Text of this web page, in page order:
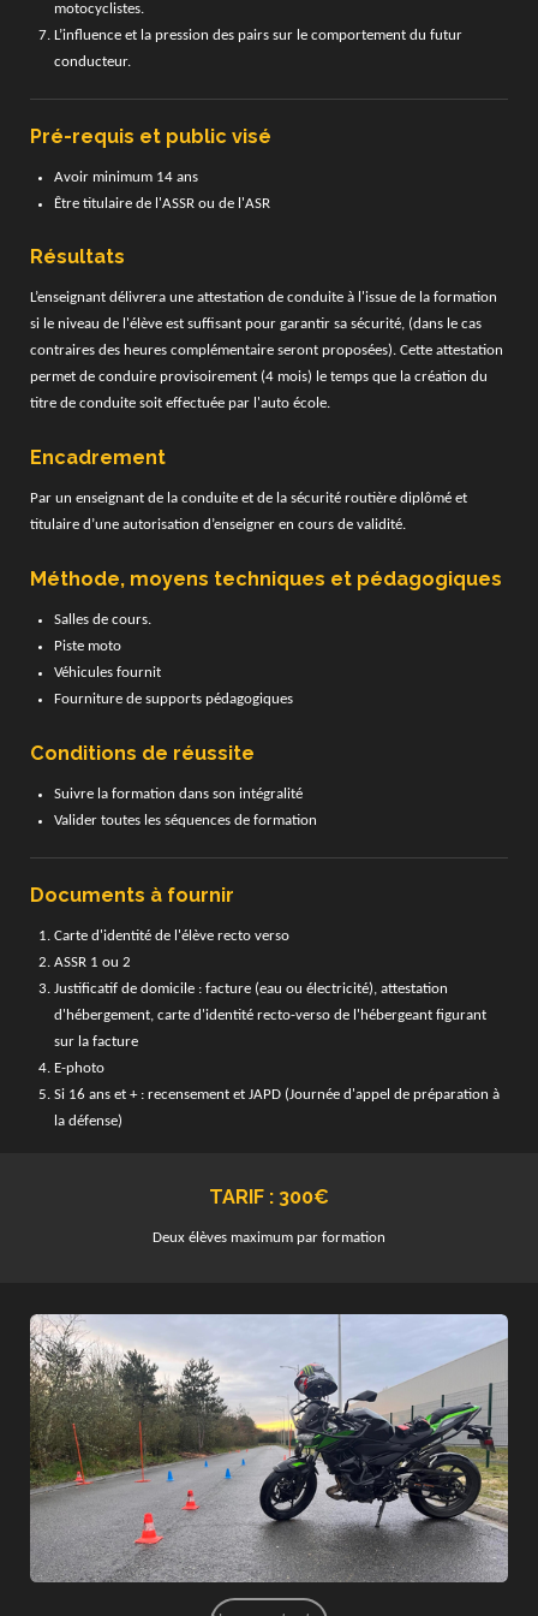
motocyclistes.
L’influence et la pression des pairs sur le comportement du futur
conducteur.
Pré-requis et public visé
Avoir minimum 14 ans
Être titulaire de l'ASSR ou de l'ASR
Résultats
L’enseignant délivrera une attestation de conduite à l'issue de la formation
si le niveau de l'élève est suffisant pour garantir sa sécurité, (dans le cas
contraires des heures complémentaire seront proposées). Cette attestation
permet de conduire provisoirement (4 mois) le temps que la création du
titre de conduite soit effectuée par l'auto école.
Encadrement
Par un enseignant de la conduite et de la sécurité routière diplômé et
titulaire d’une autorisation d’enseigner en cours de validité.
Méthode, moyens techniques et pédagogiques
Salles de cours.
Piste moto
Véhicules fournit
Fourniture de supports pédagogiques
Conditions de réussite
Suivre la formation dans son intégralité
Valider toutes les séquences de formation
Documents à fournir
Carte d'identité de l'élève recto verso
ASSR 1 ou 2
Justificatif de domicile : facture (eau ou électricité), attestation
d'hébergement, carte d'identité recto-verso de l'hébergeant figurant
sur la facture
E-photo
Si 16 ans et + : recensement et JAPD (Journée d'appel de préparation à
la défense)
TARIF : 300€
Deux élèves maximum par formation